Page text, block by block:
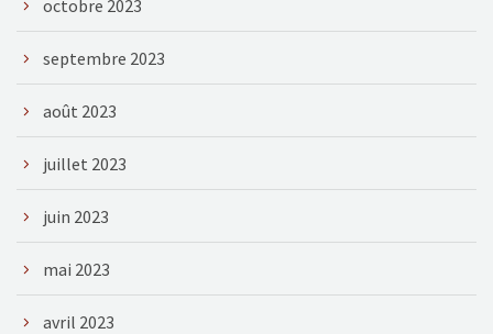
octobre 2023
septembre 2023
août 2023
juillet 2023
juin 2023
mai 2023
avril 2023